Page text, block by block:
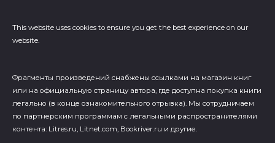
This website uses cookies to ensure you get the best experience on our
website.
Фрагменты произведений cнабжены ссылками на магазин книг
или на официальную страницу автора, где доступна покупка книги
легально (в конце ознакомительного отрывка). Мы сотрудничаем
по партнерским программам с легальными распространителями
контента: Litres.ru, Litnet.com, Bookriver.ru и другие.